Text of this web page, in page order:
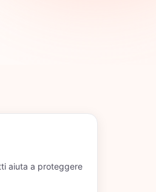
aiuta a proteggere